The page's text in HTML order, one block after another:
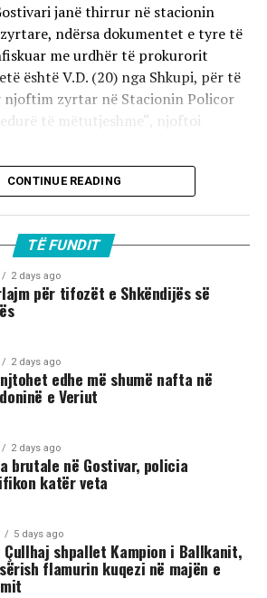
janë thirrur në stacionin
ndërsa dokumentet e tyre të
me urdhër të prokurorit
është V.D. (20) nga Shkupi, për të
njoftim zyrtar në Stacionin Policor
të mëtutjeshme“, njoftoi
të treve do të zbatohet një
para gjykatës sapo të
ka ndodhur në orët e para të
në rrugën „Borçe Jovanoski“, ku
me mjete dhe shkopinj druri.
shfaq një video-incizim shqetësues
cilin shfaqet një përleshje e ashpër
të madh të rinjsh.
të publikuara, gjatë rrahjes, njëri
në pjesën e kokës, pas së cilës
ka mbetur i palëvizshëm.
shtrihej në rrugë, në incizim
me goditje të shumta ndaj
shkaktuar reagime dhe dënime të
CONTINUE READING
TË FUNDIT
2 days ago
për tifozët e Shkëndijës së
2 days ago
edhe më shumë nafta në
e Veriut
2 days ago
brutale në Gostivar, policia
katër veta
5 days ago
shpallet Kampion i Ballkanit,
flamurin kuqezi në majën e